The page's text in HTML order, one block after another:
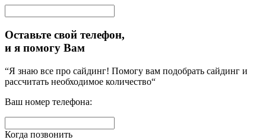
Оставьте свой телефон,
и я помогу Вам
“Я знаю все про сайдинг! Помогу вам подобрать сайдинг и
рассчитать необходимое количество“
Ваш номер телефона:
Когда позвонить